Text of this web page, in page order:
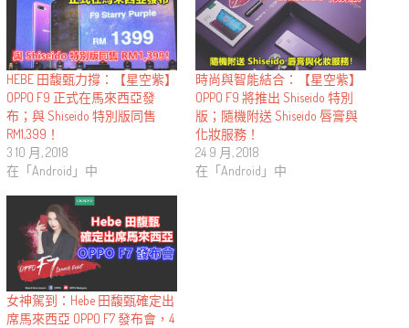
HEBE 田馥甄力撐：【星空紫】
OPPO F9 正式在馬來西亞發
布；與 Shiseido 特別版同售
RM1,399！
3 10 月, 2018
在「Android」中
時尚與智能結合：【星空紫】
OPPO F9 將推出 Shiseido 特別
版；隨機附送 Shiseido 唇膏與
化妝服務！
24 9 月, 2018
在「Android」中
女神駕到：Hebe 田馥甄確定出
席馬來西亞 OPPO F7 發布會，4